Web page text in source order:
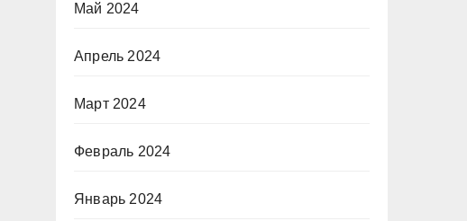
Май 2024
Апрель 2024
Март 2024
Февраль 2024
Январь 2024